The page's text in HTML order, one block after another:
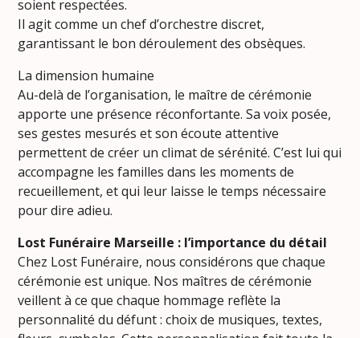
soient respectées.
Il agit comme un chef d’orchestre discret,
garantissant le bon déroulement des obsèques.
La dimension humaine
Au-delà de l’organisation, le maître de cérémonie
apporte une présence réconfortante. Sa voix posée,
ses gestes mesurés et son écoute attentive
permettent de créer un climat de sérénité. C’est lui qui
accompagne les familles dans les moments de
recueillement, et qui leur laisse le temps nécessaire
pour dire adieu.
Lost Funéraire Marseille : l’importance du détail
Chez Lost Funéraire, nous considérons que chaque
cérémonie est unique. Nos maîtres de cérémonie
veillent à ce que chaque hommage reflète la
personnalité du défunt : choix de musiques, textes,